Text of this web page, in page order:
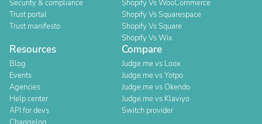
Security & compliance
Trust portal
Trust manifesto
Shopify Vs WooCommerce
Shopify Vs Squarespace
Shopify Vs Square
Shopify Vs Wix
Resources
Blog
Events
Agencies
Help center
API for devs
Compare
Judge.me vs Loox
Judge.me vs Yotpo
Judge.me vs Okendo
Judge.me vs Klaviyo
Switch provider